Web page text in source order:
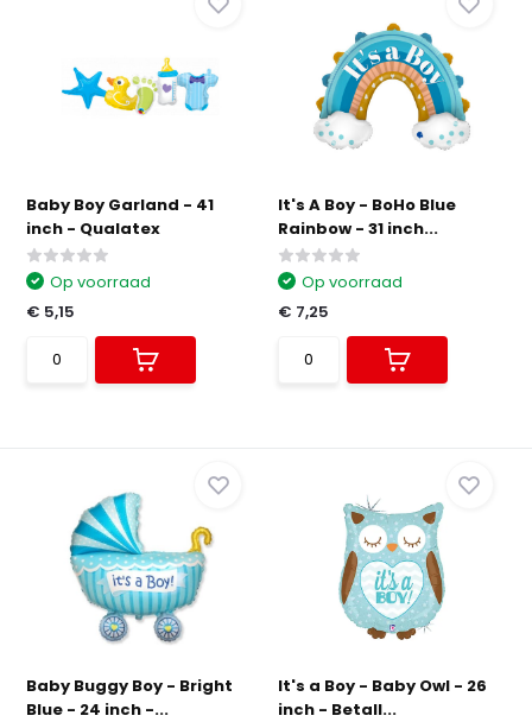
Baby Boy Garland - 41
inch - Qualatex
Op voorraad
€ 5,15
It's A Boy - BoHo Blue
Rainbow - 31 inch...
Op voorraad
€ 7,25
Baby Buggy Boy - Bright
Blue - 24 inch -...
It's a Boy - Baby Owl - 26
inch - Betall...